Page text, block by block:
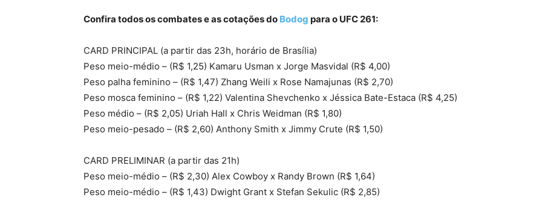
Confira todos os combates e as cotações do Bodog para o UFC 261:
CARD PRINCIPAL (a partir das 23h, horário de Brasília)
Peso meio-médio – (R$ 1,25) Kamaru Usman x Jorge Masvidal (R$ 4,00)
Peso palha feminino – (R$ 1,47) Zhang Weili x Rose Namajunas (R$ 2,70)
Peso mosca feminino – (R$ 1,22) Valentina Shevchenko x Jéssica Bate-Estaca (R$ 4,25)
Peso médio – (R$ 2,05) Uriah Hall x Chris Weidman (R$ 1,80)
Peso meio-pesado – (R$ 2,60) Anthony Smith x Jimmy Crute (R$ 1,50)
CARD PRELIMINAR (a partir das 21h)
Peso meio-médio – (R$ 2,30) Alex Cowboy x Randy Brown (R$ 1,64)
Peso meio-médio – (R$ 1,43) Dwight Grant x Stefan Sekulic (R$ 2,85)